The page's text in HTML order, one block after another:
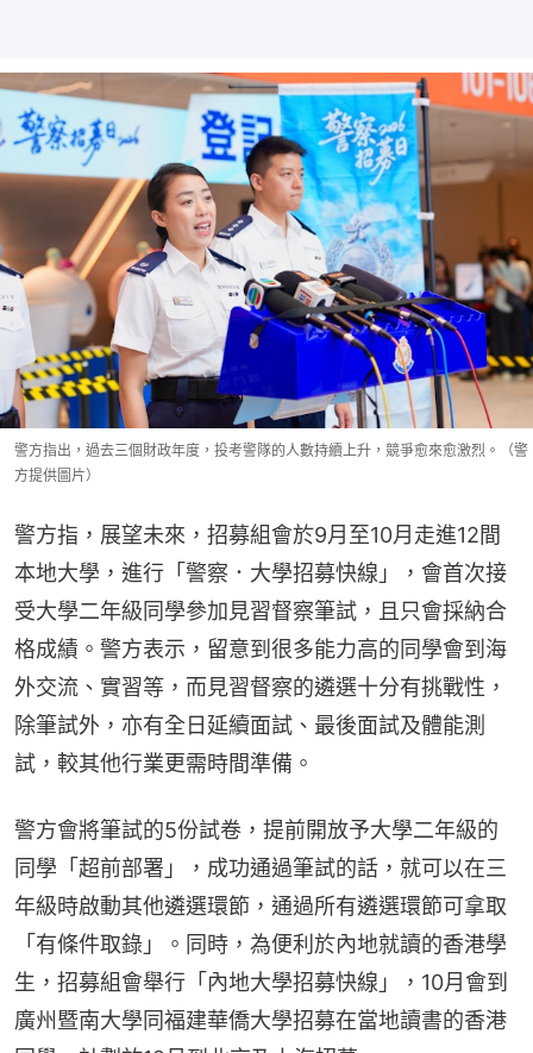
警方指出，過去三個財政年度，投考警隊的人數持續上升，競爭愈來愈激烈。（警
方提供圖片）
警方指，展望未來，招募組會於9月至10月走進12間
本地大學，進行「警察．大學招募快線」，會首次接
受大學二年級同學參加見習督察筆試，且只會採納合
格成績。警方表示，留意到很多能力高的同學會到海
外交流、實習等，而見習督察的遴選十分有挑戰性，
除筆試外，亦有全日延續面試、最後面試及體能測
試，較其他行業更需時間準備。
警方會將筆試的5份試卷，提前開放予大學二年級的
同學「超前部署」，成功通過筆試的話，就可以在三
年級時啟動其他遴選環節，通過所有遴選環節可拿取
「有條件取錄」。同時，為便利於內地就讀的香港學
生，招募組會舉行「內地大學招募快線」，10月會到
廣州暨南大學同福建華僑大學招募在當地讀書的香港